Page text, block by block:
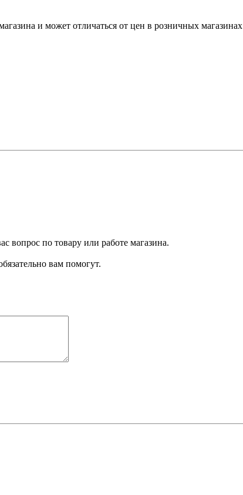
и может отличаться от цен в розничных магазинах
вопрос по товару или работе магазина.
вам помогут.